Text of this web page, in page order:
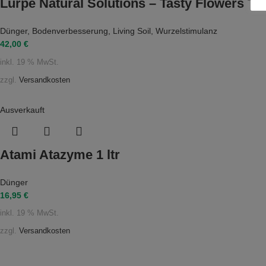
Lurpe Natural Solutions – Tasty Flowers
Dünger, Bodenverbesserung Living Soil Wurzelstimulanz
42,00 €
inkl. 19 % MwSt.
zzgl. Versandkosten
Ausverkauft
Atami Atazyme 1 ltr
Dünger
16,95 €
inkl. 19 % MwSt.
zzgl. Versandkosten